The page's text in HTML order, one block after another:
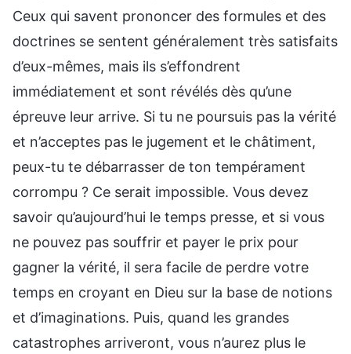
Ceux qui savent prononcer des formules et des
doctrines se sentent généralement très satisfaits
d’eux-mêmes, mais ils s’effondrent
immédiatement et sont révélés dès qu’une
épreuve leur arrive. Si tu ne poursuis pas la vérité
et n’acceptes pas le jugement et le châtiment,
peux-tu te débarrasser de ton tempérament
corrompu ? Ce serait impossible. Vous devez
savoir qu’aujourd’hui le temps presse, et si vous
ne pouvez pas souffrir et payer le prix pour
gagner la vérité, il sera facile de perdre votre
temps en croyant en Dieu sur la base de notions
et d’imaginations. Puis, quand les grandes
catastrophes arriveront, vous n’aurez plus le